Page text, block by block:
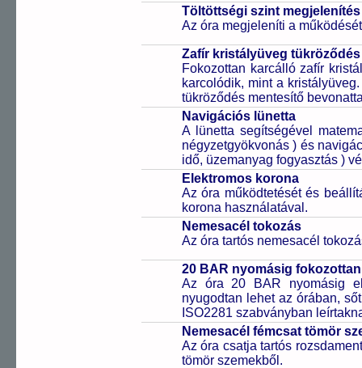
Töltöttségi szint megjelenítés
Az óra megjeleníti a
Zafír kristályüveg
Fokozottan karcálló zafír
karcolódik, mint a
tükröződés mentesítő
Navigációs lünetta
A lünetta segítségével
négyzetgyökvonás ) és
idő, üzemanyag fogyasztás )
Elektromos korona
Az óra működtetését és
korona használatával.
Nemesacél tokozás
Az óra tartós nemesacél
20 BAR nyomásig
Az óra 20 BAR nyomásig
nyugodtan lehet az órában,
ISO2281 szabványban
Nemesacél fémcsat tömör
Az óra csatja tartós
tömör szemekből.